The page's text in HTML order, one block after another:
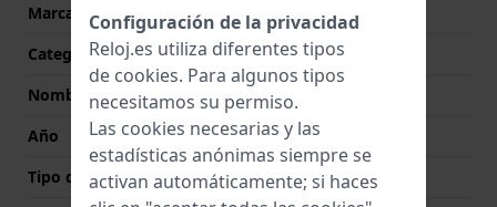
Marca
Festina
Categoría
Boyfriend
Nombre
Boyfriend
Año
2025 Primavera/Verano
Tipo de pantalla
analógico
Configuración de la privacidad
Reloj.es utiliza diferentes tipos
de cookies. Para algunos tipos
necesitamos su permiso.
Las cookies necesarias y las
estadísticas anónimas siempre se
activan automáticamente; si haces